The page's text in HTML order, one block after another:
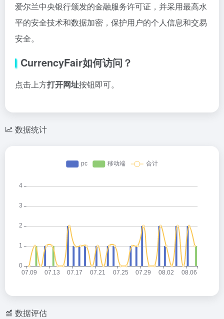
爱尔兰中央银行颁发的金融服务许可证，并采用最高水
平的安全技术和数据加密，保护用户的个人信息和交易
安全。
CurrencyFair如何访问？
点击上方打开网址按钮即可。
数据统计
数据评估